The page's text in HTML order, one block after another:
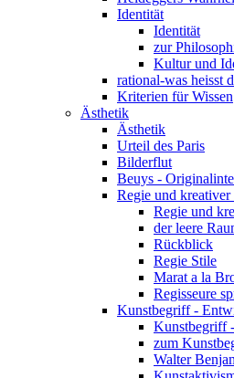
Identität
Identität
zur
Kultur und
rational-was heisst
Kriterien für Wissen
Ästhetik
Ästhetik
Urteil des Paris
Bilderflut
Beuys -
Regie und kreativer
Regie und
der leere
Rückblick
Regie Stile
Marat a la
Regisseure
Kunstbegriff -
Kunstbegriff
zum
Walter